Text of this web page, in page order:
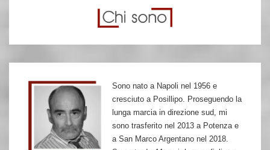
Sono nato a Napoli nel 1956 e
cresciuto a Posillipo. Proseguendo la
lunga marcia in direzione sud, mi
sono trasferito nel 2013 a Potenza e
a San Marco Argentano nel 2018.